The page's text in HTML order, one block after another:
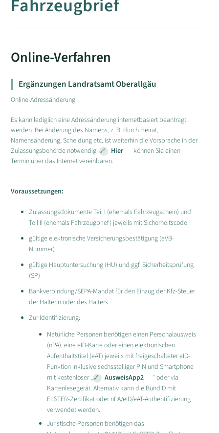
Fahrzeugbrief
Online-Verfahren
Ergänzungen Landratsamt Oberallgäu
Online-Adressänderung
Es kann lediglich eine Adressänderung internetbasiert beantragt
werden. Bei Änderung des Namens, z. B. durch Heirat,
Namensänderung, Scheidung etc. ist weiterhin die Vorsprache in der
Zulassungsbehörde notwendig.
Hier
können Sie einen
Termin über das Internet vereinbaren.
Voraussetzungen:
Zulassungsdokumente Teil I (ehemals Fahrzeugschein) und
Teil II (ehemals Fahrzeugbrief) jeweils mit Sicherheitscode
gültige elektronische Versicherungsbestätigung (eVB-
Nummer)
gültige Hauptuntersuchung (HU) und ggf. Sicherheitsprüfung
(SP)
Bankverbindung/SEPA-Mandat für den Einzug der Kfz-Steuer
der Halterin oder des Halters
Zur Identifizierung:
Natürliche Personen benötigen einen Personalausweis
(nPA), eine eID-Karte oder einen elektronischen
Aufenthaltstitel (eAT) jeweils mit freigeschalteter eID-
Funktion inklusive sechsstelliger PIN und Smartphone
mit kostenloser „
AusweisApp2
“ oder via
Kartenlesegerät. Alternativ kann die BundID mit
ELSTER-Zertifikat oder nPA/eID/eAT-Authentifizierung
verwendet werden.
Juristische Personen benötigen das